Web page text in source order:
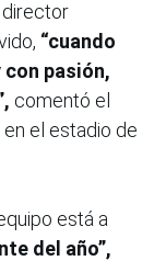
director
“cuando
pasión,
comentó el
el estadio de
está a
del año”,